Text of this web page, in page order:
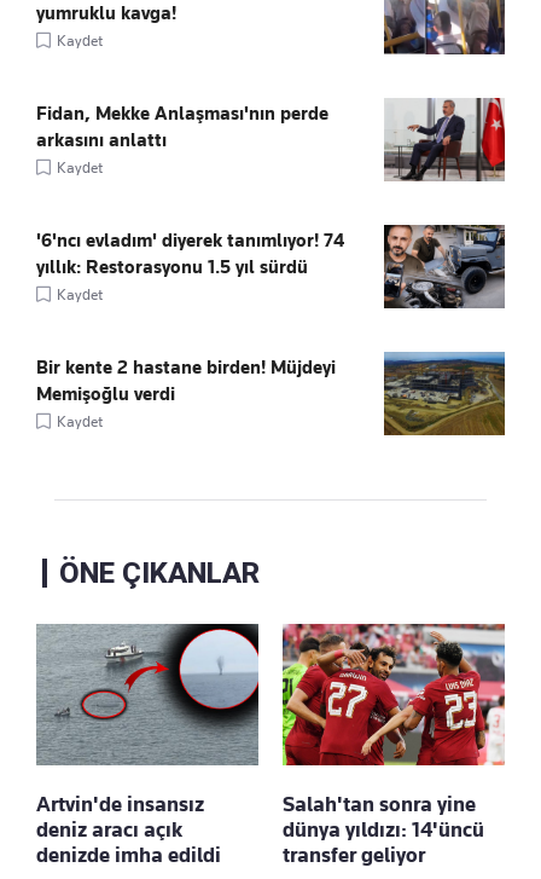
yumruklu kavga!
Kaydet
Fidan, Mekke Anlaşması'nın perde
arkasını anlattı
Kaydet
'6'ncı evladım' diyerek tanımlıyor! 74
yıllık: Restorasyonu 1.5 yıl sürdü
Kaydet
Bir kente 2 hastane birden! Müjdeyi
Memişoğlu verdi
Kaydet
ÖNE ÇIKANLAR
Artvin'de insansız
deniz aracı açık
denizde imha edildi
Salah'tan sonra yine
dünya yıldızı: 14'üncü
transfer geliyor